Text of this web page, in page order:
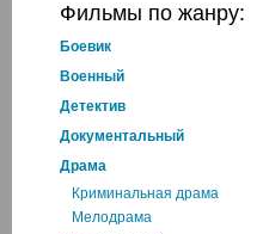
Фильмы по жанру:
Боевик
Военный
Детектив
Документальный
Драма
Криминальная драма
Мелодрама